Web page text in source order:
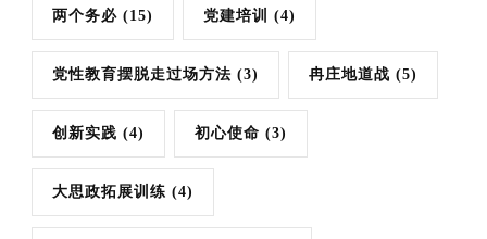
两个务必 (15) 党建培训 (4)
党性教育摆脱走过场方法 (3) 冉庄地道战 (5)
创新实践 (4) 初心使命 (3)
大思政拓展训练 (4)